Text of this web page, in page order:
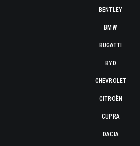
BENTLEY
BMW
BUGATTI
BYD
CHEVROLET
CITROËN
CUPRA
DACIA